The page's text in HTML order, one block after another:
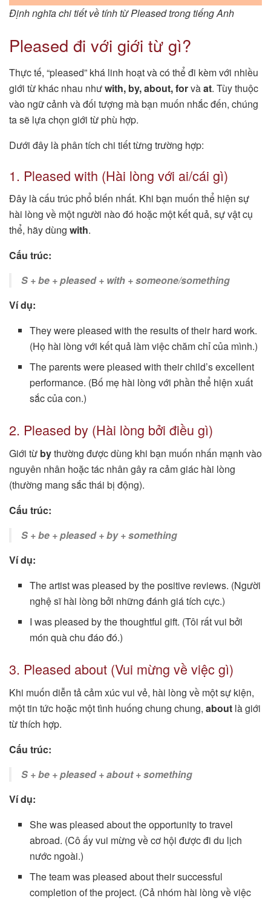
Định nghĩa chi tiết về tính từ Pleased trong tiếng Anh
Pleased đi với giới từ gì?
Thực tế, “pleased” khá linh hoạt và có thể đi kèm với nhiều
giới từ khác nhau nhưwith, by, about, forvàat. Tùy thuộc
vào ngữ cảnh và đối tượng mà bạn muốn nhắc đến, chúng
ta sẽ lựa chọn giới từ phù hợp.
Dưới đây là phân tích chi tiết từng trường hợp:
1. Pleased with (Hài lòng với ai/cái gì)
Đây là cấu trúc phổ biến nhất. Khi bạn muốn thể hiện sự
hài lòng về một người nào đó hoặc một kết quả, sự vật cụ
thể, hãy dùng with.
Cấu trúc:
S + be + pleased + with + someone/something
Ví dụ:
They were pleased with the results of their hard work.
(Họ hài lòng với kết quả làm việc chăm chỉ của mình.)
The parents were pleased with their child’s excellent
performance. (Bố mẹ hài lòng với phần thể hiện xuất
sắc của con.)
2. Pleased by (Hài lòng bởi điều gì)
Giới từ bythường được dùng khi bạn muốn nhấn mạnh vào
nguyên nhân hoặc tác nhân gây ra cảm giác hài lòng
(thường mang sắc thái bị động).
Cấu trúc:
S + be + pleased + by + something
Ví dụ:
The artist was pleased by the positive reviews. (Người
nghệ sĩ hài lòng bởi những đánh giá tích cực.)
I was pleased by the thoughtful gift. (Tôi rất vui bởi
món quà chu đáo đó.)
3. Pleased about (Vui mừng về việc gì)
Khi muốn diễn tả cảm xúc vui vẻ, hài lòng về một sự kiện,
một tin tức hoặc một tình huống chung chung, about là giới
từ thích hợp.
Cấu trúc:
S + be + pleased + about + something
Ví dụ:
She was pleased about the opportunity to travel
abroad. (Cô ấy vui mừng về cơ hội được đi du lịch
nước ngoài.)
The team was pleased about their successful
completion of the project. (Cả nhóm hài lòng về việc